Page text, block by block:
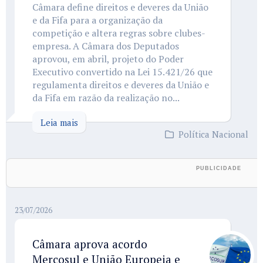
Câmara define direitos e deveres da União
e da Fifa para a organização da
competição e altera regras sobre clubes-
empresa. A Câmara dos Deputados
aprovou, em abril, projeto do Poder
Executivo convertido na Lei 15.421/26 que
regulamenta direitos e deveres da União e
da Fifa em razão da realização no...
Leia mais
Política Nacional
23/07/2026
Câmara aprova acordo
Mercosul e União Europeia e